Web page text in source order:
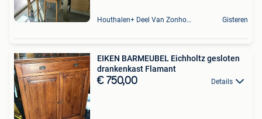
Houthalen+ Deel Van Zonhoven En Zolder Gisteren
EIKEN BARMEUBEL Eichholtz gesloten
drankenkast Flamant
€ 750,00 Details